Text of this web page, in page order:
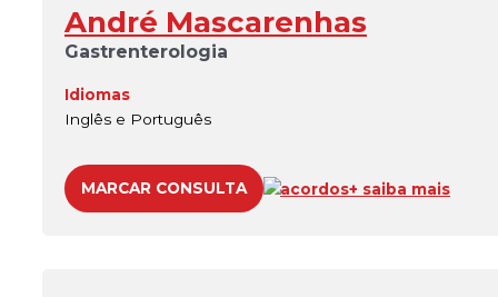
André Mascarenhas
Gastrenterologia
Idiomas
Inglês e Português
MARCAR CONSULTA acordos+ saiba mais